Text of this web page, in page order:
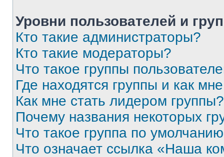
Уровни пользователей и
Кто такие администраторы?
Кто такие модераторы?
Что такое группы
Где находятся группы и как
Как мне стать лидером группы?
Почему названия некоторых
Что такое группа по
Что означает ссылка «Наша